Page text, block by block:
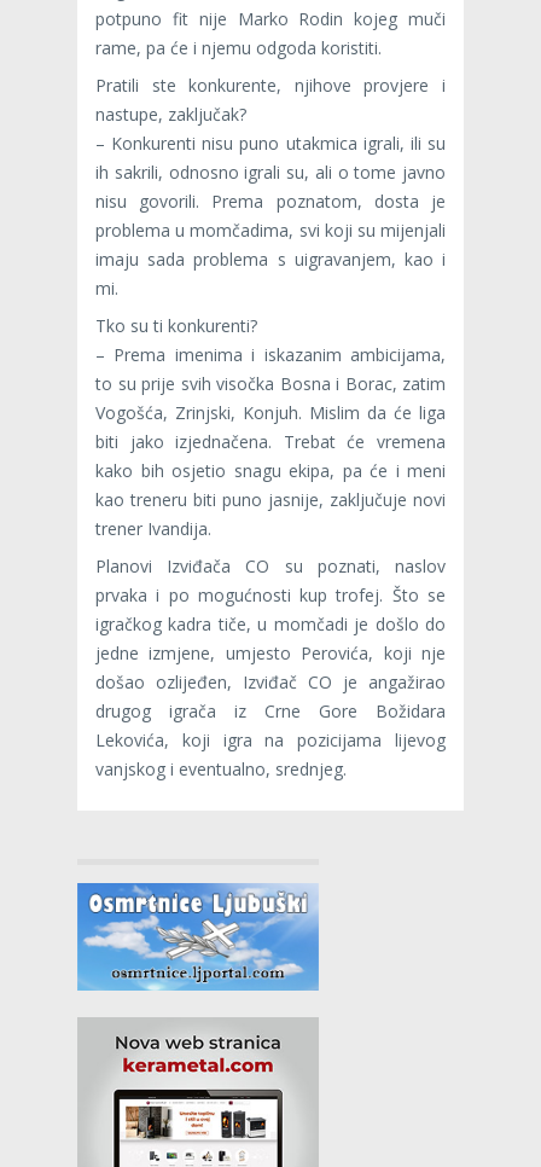
potpuno fit nije Marko Rodin kojeg muči
rame, pa će i njemu odgoda koristiti.
Pratili ste konkurente, njihove provjere i
nastupe, zaključak?
– Konkurenti nisu puno utakmica igrali, ili su
ih sakrili, odnosno igrali su, ali o tome javno
nisu govorili. Prema poznatom, dosta je
problema u momčadima, svi koji su mijenjali
imaju sada problema s uigravanjem, kao i
mi.
Tko su ti konkurenti?
– Prema imenima i iskazanim ambicijama,
to su prije svih visočka Bosna i Borac, zatim
Vogošća, Zrinjski, Konjuh. Mislim da će liga
biti jako izjednačena. Trebat će vremena
kako bih osjetio snagu ekipa, pa će i meni
kao treneru biti puno jasnije, zaključuje novi
trener Ivandija.
Planovi Izviđača CO su poznati, naslov
prvaka i po mogućnosti kup trofej. Što se
igračkog kadra tiče, u momčadi je došlo do
jedne izmjene, umjesto Perovića, koji nje
došao ozlijeđen, Izviđač CO je angažirao
drugog igrača iz Crne Gore Božidara
Lekovića, koji igra na pozicijama lijevog
vanjskog i eventualno, srednjeg.